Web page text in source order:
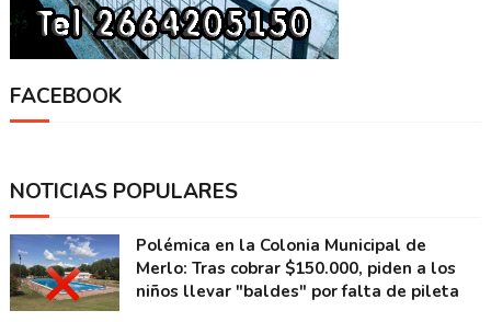
FACEBOOK
NOTICIAS POPULARES
Polémica en la Colonia Municipal de
Merlo: Tras cobrar $150.000, piden a los
niños llevar "baldes" por falta de pileta